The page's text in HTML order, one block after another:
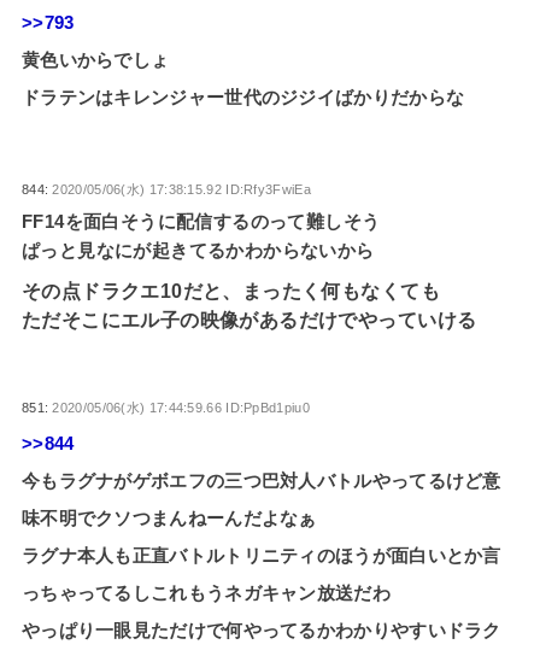
>>793
黄色いからでしょ
ドラテンはキレンジャー世代のジジイばかりだからな
844:2020/05/06(水) 17:38:15.92 ID:Rfy3FwiEa
FF14を面白そうに配信するのって難しそう
ぱっと見なにが起きてるかわからないから
その点ドラクエ10だと、まったく何もなくても
ただそこにエル子の映像があるだけでやっていける
851:2020/05/06(水) 17:44:59.66 ID:PpBd1piu0
>>844
今もラグナがゲボエフの三つ巴対人バトルやってるけど意
味不明でクソつまんねーんだよなぁ
ラグナ本人も正直バトルトリニティのほうが面白いとか言
っちゃってるしこれもうネガキャン放送だわ
やっぱり一眼見ただけで何やってるかわかりやすいドラク